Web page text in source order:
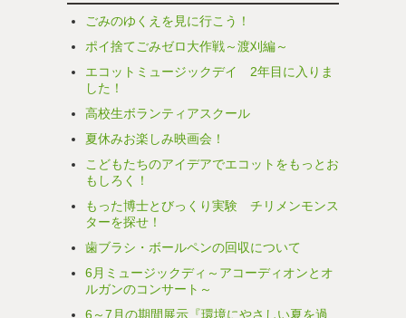
ごみのゆくえを見に行こう！
ポイ捨てごみゼロ大作戦～渡刈編～
エコットミュージックデイ 2年目に入りま
した！
高校生ボランティアスクール
夏休みお楽しみ映画会！
こどもたちのアイデアでエコットをもっとお
もしろく！
もった博士とびっくり実験 チリメンモンス
ターを探せ！
歯ブラシ・ボールペンの回収について
6月ミュージックディ～アコーディオンとオ
ルガンのコンサート～
6～7月の期間展示『環境にやさしい夏を過